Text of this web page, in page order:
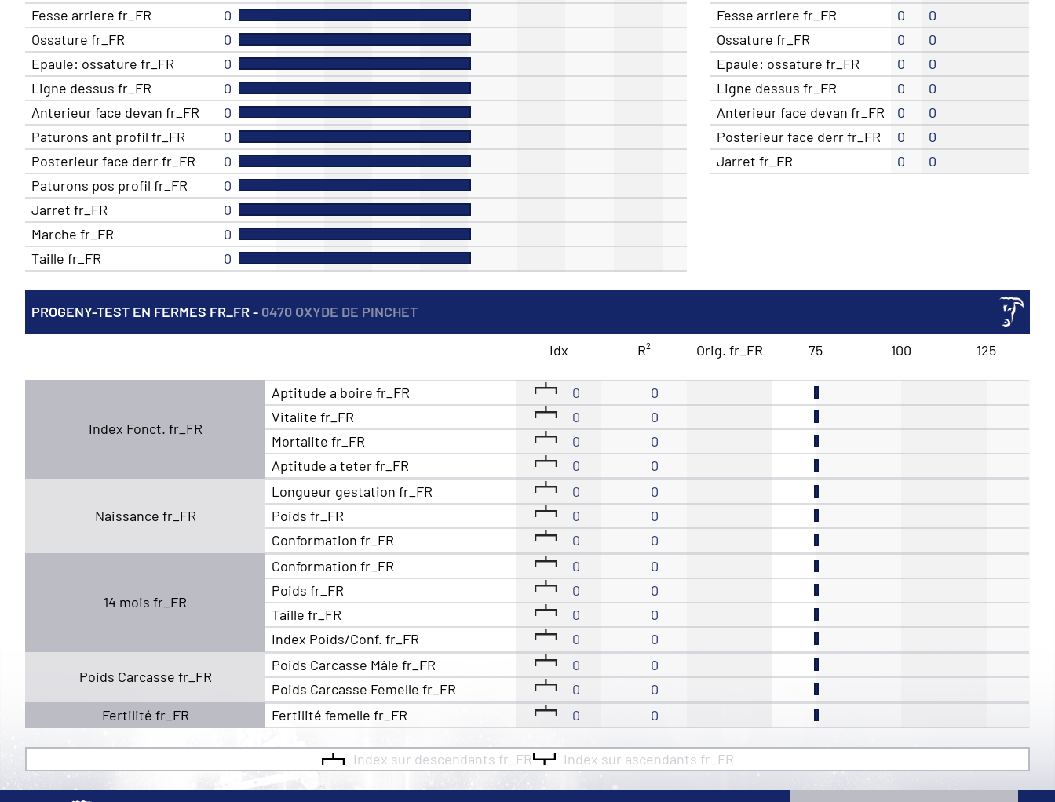
Fesse arriere fr_FR
0
Ossature fr_FR
0
Epaule: ossature fr_FR
0
Ligne dessus fr_FR
0
Anterieur face devan fr_FR
0
Paturons ant profil fr_FR
0
Posterieur face derr fr_FR
0
Paturons pos profil fr_FR
0
Jarret fr_FR
0
Marche fr_FR
0
Taille fr_FR
0
Fesse arriere fr_FR
0
0
Ossature fr_FR
0
0
Epaule: ossature fr_FR
0
0
Ligne dessus fr_FR
0
0
Anterieur face devan fr_FR
0
0
Posterieur face derr fr_FR
0
0
Jarret fr_FR
0 0
PROGENY-TEST EN FERMES FR_FR - 0470 OXYDE DE PINCHET
Idx R² Orig. fr_FR 75 100 125
Index Fonct. fr_FR
Aptitude a boire fr_FR 0
0
Vitalite fr_FR
0
0
Mortalite fr_FR
0
0
Aptitude a teter fr_FR
0 0
Naissance fr_FR
Longueur gestation fr_FR 0
0
Poids fr_FR
0
0
Conformation fr_FR
0 0
14 mois fr_FR
Conformation fr_FR 0
0
Poids fr_FR
0
0
Taille fr_FR
0
0
Index Poids/Conf. fr_FR
0 0
Poids Carcasse fr_FR
Poids Carcasse Mâle fr_FR 0
0
Poids Carcasse Femelle fr_FR
0
0
Fertilité fr_FR
Fertilité femelle fr_FR 0 0
Index sur descendants fr_FR Index sur ascendants fr_FR